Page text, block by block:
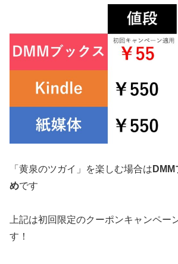
「黄泉のツガイ」を楽しむ場合は
めです
上記は初回限定のクーポンキャンペー
す！